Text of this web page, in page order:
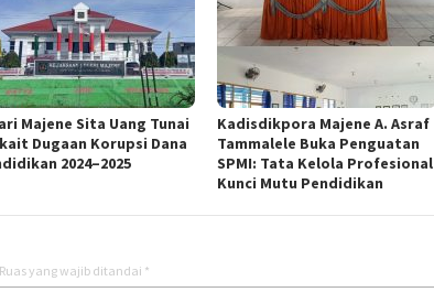
Majene Sita Uang Tunai
Dugaan Korupsi Dana
2024–2025
Kadisdikpora Majene A. Asraf
Tammalele Buka Penguatan
SPMI: Tata Kelola Profesional
Kunci Mutu Pendidikan
Ruas yang wajib ditandai *